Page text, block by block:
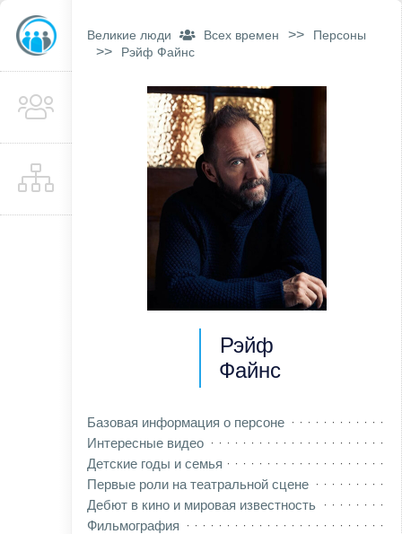
Великие люди Всех времен >> Персоны
>> Рэйф Файнс
Рэйф
Файнс
Базовая информация о персоне
Интересные видео
Детские годы и семья
Первые роли на театральной сцене
Дебют в кино и мировая известность
Фильмография